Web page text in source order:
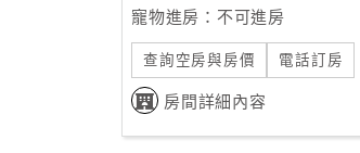
寵物進房：不可進房
查詢空房與房價 電話訂房
房間詳細內容